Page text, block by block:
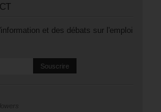
et des débats sur l'emploi